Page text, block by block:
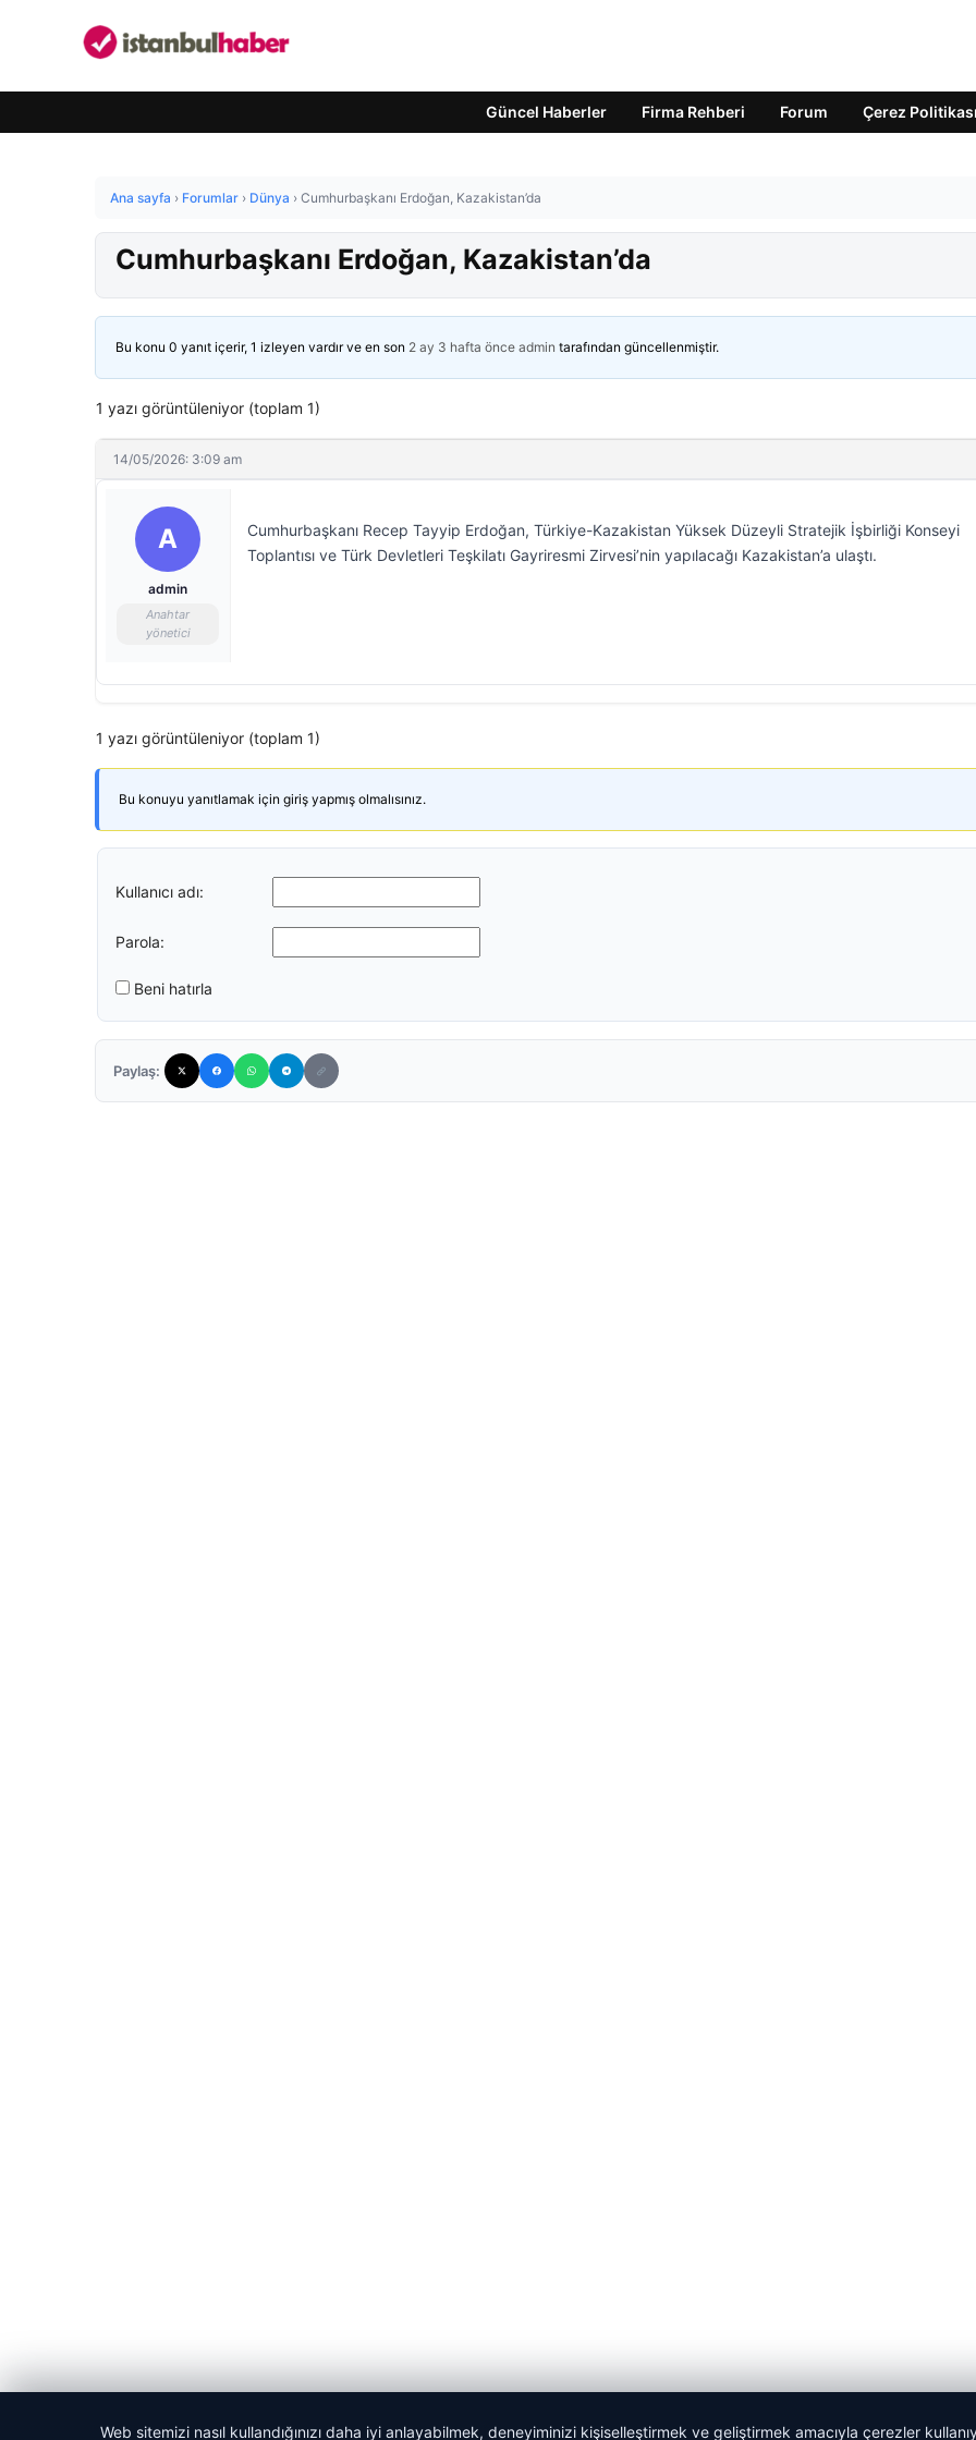
Güncel Haberler Firma Rehberi Forum Çerez Politikası
Ana sayfa › Forumlar › Dünya › Cumhurbaşkanı Erdoğan, Kazakistan’da
Cumhurbaşkanı Erdoğan, Kazakistan’da
Bu konu 0 yanıt içerir, 1 izleyen vardır ve en son 2 ay 3 hafta önce admin tarafından güncellenmiştir.
1 yazı görüntüleniyor (toplam 1)
14/05/2026: 3:09 am
A
admin
Anahtar
yönetici
Cumhurbaşkanı Recep Tayyip Erdoğan, Türkiye-Kazakistan Yüksek Düzeyli Stratejik İşbirliği Konseyi
Toplantısı ve Türk Devletleri Teşkilatı Gayriresmi Zirvesi’nin yapılacağı Kazakistan’a ulaştı.
1 yazı görüntüleniyor (toplam 1)
Bu konuyu yanıtlamak için giriş yapmış olmalısınız.
Kullanıcı adı:
Parola:
Beni hatırla
Paylaş:
Web sitemizi nasıl kullandığınızı daha iyi anlayabilmek, deneyiminizi kişiselleştirmek ve geliştirmek amacıyla çerezler